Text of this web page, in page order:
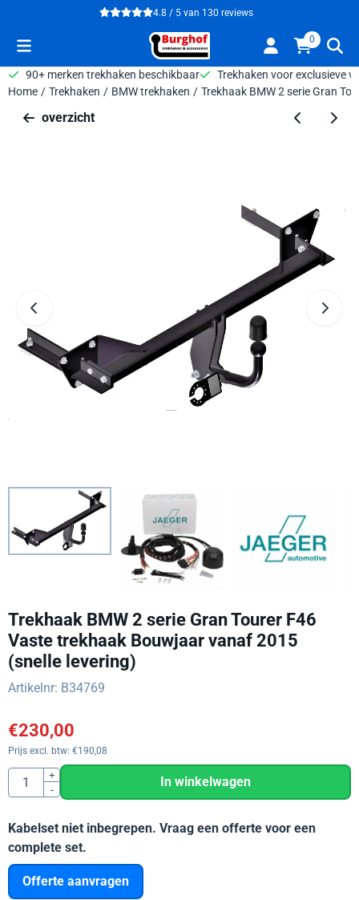
Cookievoorkeuren zijn beschikbaar. Kies instellingen of sta alle
4.8 / 5 van 130 reviews
0
90+ merken trekhaken beschikbaar
Trekhaken voor exclusieve
Home / Trekhaken / BMW trekhaken / Trekhaak BMW 2 serie Gran
overzicht
Trekhaak BMW 2 serie Gran Tourer F46
Vaste trekhaak Bouwjaar vanaf 2015
(snelle levering)
Artikelnr: B34769
€230,00
Prijs excl. btw: €190,08
Aantal
+
-
In winkelwagen
Kabelset niet inbegrepen. Vraag een offerte voor een
complete set.
Offerte aanvragen